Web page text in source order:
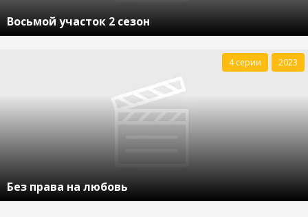
Восьмой участок 2 сезон
Без права на любовь
4 серии 2023